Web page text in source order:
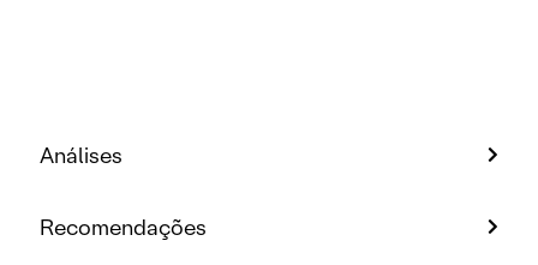
Análises
Recomendações